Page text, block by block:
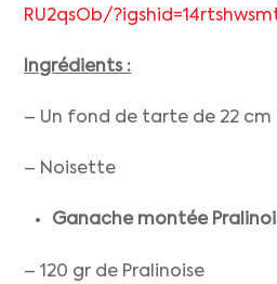
RU2qsOb/
Ingrédients :
– Un fond de tarte de 22 cm
– Noisette
Ganache montée
– 120 gr de Pralinoise